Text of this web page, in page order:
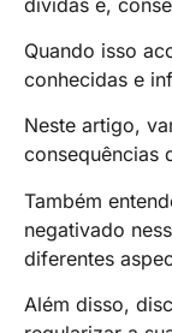
Quando isso
conhecidas e
Neste artigo,
consequências
Também
negativado
diferentes
Além disso,